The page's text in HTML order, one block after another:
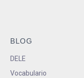
BLOG
DELE
Vocabulario